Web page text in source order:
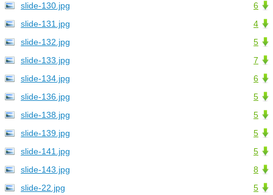
6
slide-130.jpg
4
slide-131.jpg
5
slide-132.jpg
7
slide-133.jpg
6
slide-134.jpg
5
slide-136.jpg
5
slide-138.jpg
5
slide-139.jpg
5
slide-141.jpg
8
slide-143.jpg
5
slide-22.jpg